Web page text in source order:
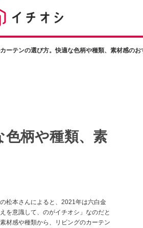
ーテンの選び方。快適な色柄や種類、素材感のお
色柄や種類、素
松本さんによると、2021年は六白金
を意識して、のがイチオシ」なのだと
材感や種類から、リビングのカーテン